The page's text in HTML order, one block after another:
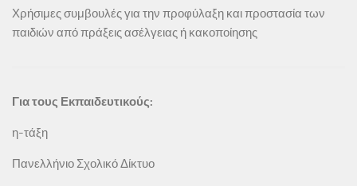
Χρήσιμες συμβουλές για την προφύλαξη και προστασία των
παιδιών από πράξεις ασέλγειας ή κακοποίησης
Για τους Εκπαιδευτικούς:
η-τάξη
Πανελλήνιο Σχολικό Δίκτυο